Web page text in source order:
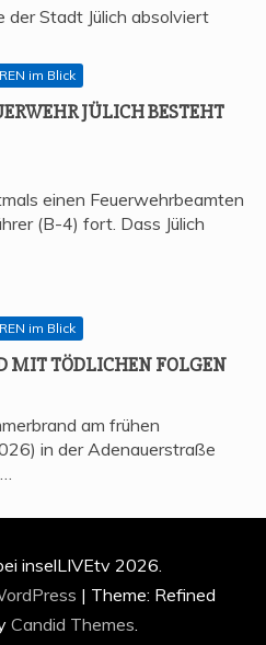
im Blick
JÜLICH BESTEHT
einen Feuerwehrbeamten
(B-4) fort. Dass Jülich
im Blick
MIT TÖD­LI­CHEN FOLGEN
am frühen
in der Adenauerstraße
inselLIVEtv 2026.
| Theme: Refined
Candid Themes